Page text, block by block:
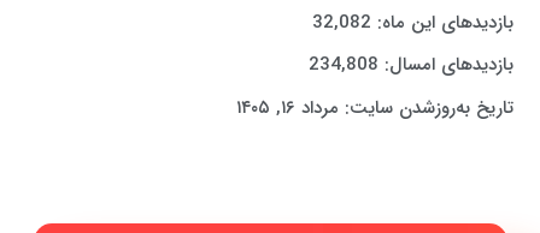
بازدیدهای این ماه: 32,082
بازدیدهای امسال: 234,808
تاریخ به‌روزشدن سایت: مرداد ۱۶, ۱۴۰۵